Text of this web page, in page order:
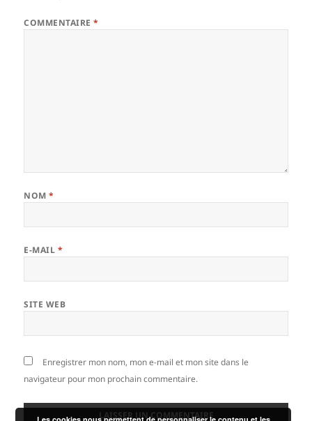
COMMENTAIRE*
NOM*
E-MAIL *
SITE WEB
Enregistrer mon nom, mon e-mail et mon site dans le
navigateur pour mon prochain commentaire.